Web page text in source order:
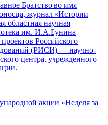
Братство во имя
журнал «Истории
областная научная
им. И.А.Бунина
Российского
(РИСИ) — научно-
центра, учрежденного